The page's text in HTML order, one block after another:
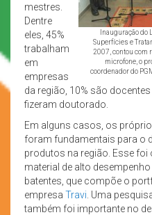
Inauguração do
Superfícies e
2007, contou com
microfone, o
coordenador do
mestres.
Dentre
eles, 45%
trabalham
em
empresas
da região, 10% são
fizeram doutorado.
Em alguns casos, os
foram fundamentais para o
produtos na região. Esse foi
material de alto
batentes, que compõe o
empresa Travi . Uma
também foi importante no